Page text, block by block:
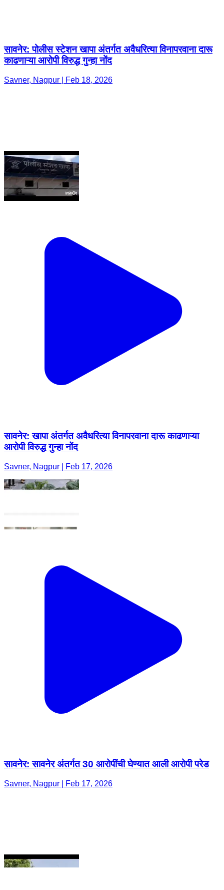
सावनेर: पोलीस स्टेशन खापा अंतर्गत अवैधरित्या विनापरवाना दारू
काढणाऱ्या आरोपी विरुद्ध गुन्हा नोंद
Savner, Nagpur | Feb 18, 2026
सावनेर: खापा अंतर्गत अवैधरित्या विनापरवाना दारू काढणाऱ्या
सावनेर: सावनेर अंतर्गत 30 आरोपींची घेण्यात आली आरोपी परेड